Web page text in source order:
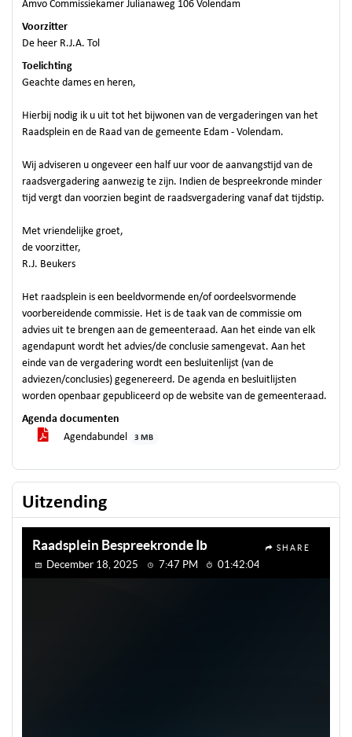
Amvo Commissiekamer Julianaweg 106 Volendam
Voorzitter
De heer R.J.A. Tol
Toelichting
Geachte dames en heren,
Hierbij nodig ik u uit tot het bijwonen van de vergaderingen van het
Raadsplein en de Raad van de gemeente Edam - Volendam.
Wij adviseren u ongeveer een half uur voor de aanvangstijd van de
raadsvergadering aanwezig te zijn. Indien de bespreekronde minder
tijd vergt dan voorzien begint de raadsvergadering vanaf dat tijdstip.
Met vriendelijke groet,
de voorzitter,
R.J. Beukers
Het raadsplein is een beeldvormende en/of oordeelsvormende
voorbereidende commissie. Het is de taak van de commissie om
advies uit te brengen aan de gemeenteraad. Aan het einde van elk
agendapunt wordt het advies/de conclusie samengevat. Aan het
einde van de vergadering wordt een besluitenlijst (van de
adviezen/conclusies) gegenereerd. De agenda en besluitlijsten
worden openbaar gepubliceerd op de website van de gemeenteraad.
Agenda documenten
Agendabundel
3 MB
Uitzending